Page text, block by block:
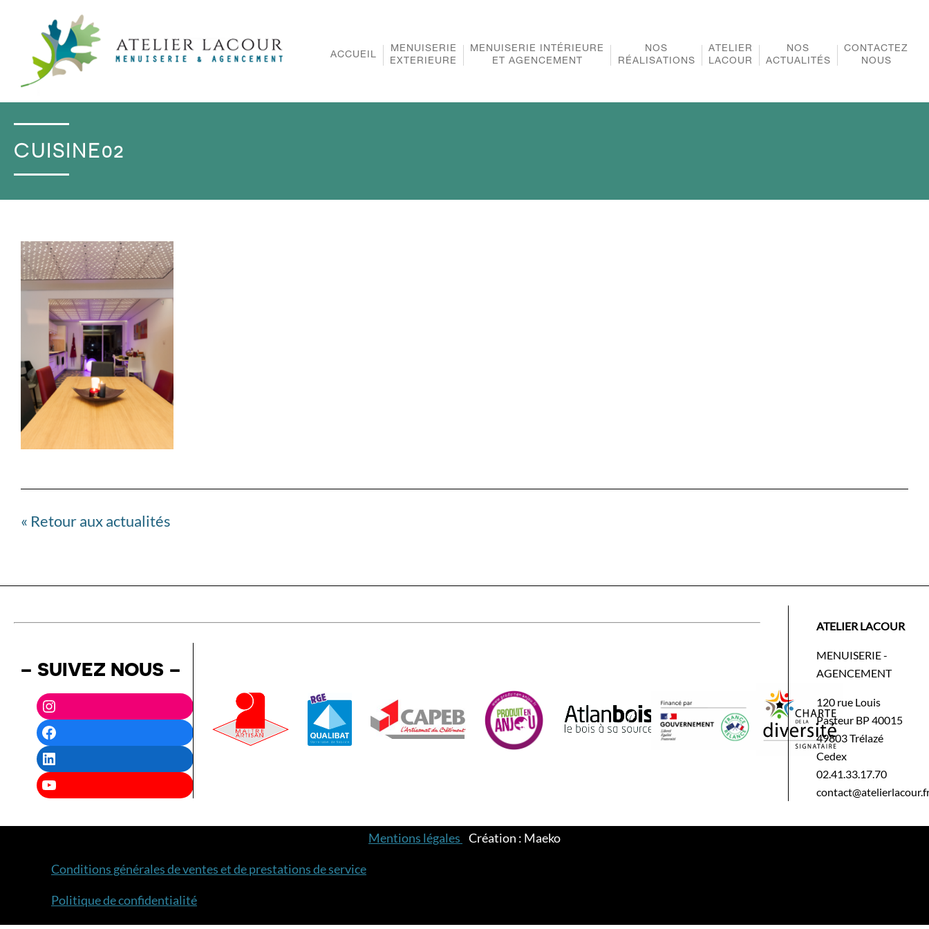
ACCUEIL
MENUISERIE
EXTERIEURE
MENUISERIE INTÉRIEURE
ET AGENCEMENT
NOS
RÉALISATIONS
ATELIER
LACOUR
NOS
ACTUALITÉS
CONTACTEZ
NOUS
CUISINE02
« Retour aux actualités
– SUIVEZ NOUS –
Instagram
Facebook
LinkedIn
YouTube
ATELIER LACOUR
MENUISERIE -
AGENCEMENT
120 rue Louis
Pasteur BP 40015
49803 Trélazé
Cedex
02.41.33.17.70
Mentions légales Création : Maeko
Conditions générales de ventes et de prestations de service
Politique de confidentialité